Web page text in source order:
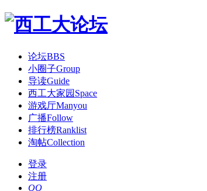
论坛BBS
小圈子Group
导读Guide
西工大家园 Space
游戏厅Manyou
广播Follow
排行榜Ranklist
淘帖Collection
登录
注册
QQ